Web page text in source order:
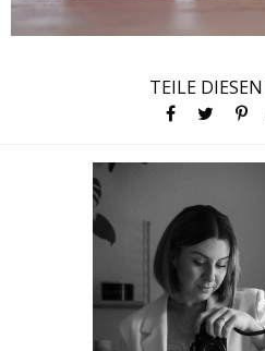
TEILE